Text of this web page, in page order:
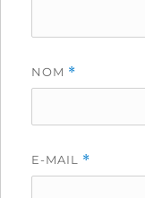
NOM *
E-MAIL *